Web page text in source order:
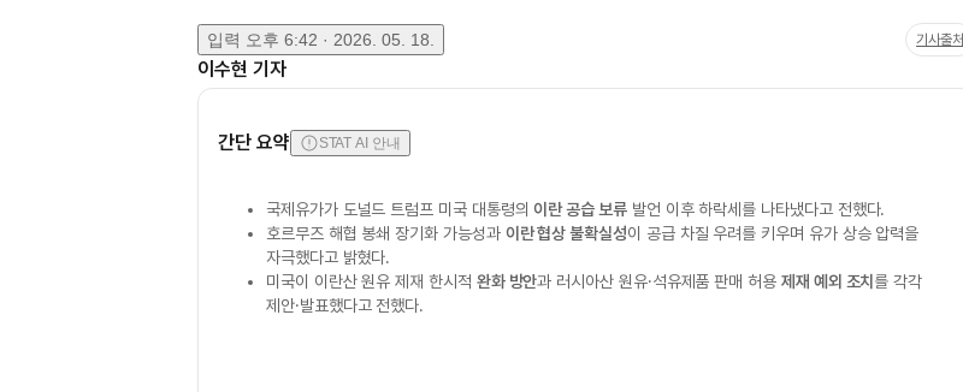
입력 오후 6:42 · 2026. 05. 18. 기사출처
이수현 기자
간단 요약 STAT AI 안내
국제유가가 도널드 트럼프 미국 대통령의이란 공습 보류발언 이후 하락세를 나타냈다고 전했다.
호르무즈 해협 봉쇄 장기화 가능성과 이란 협상 불확실성이 공급 차질 우려를 키우며 유가 상승 압력을
자극했다고 밝혔다.
미국이 이란산 원유 제재 한시적 완화 방안과 러시아산 원유·석유제품 판매 허용 제재 예외 조치 를 각각
제안·발표했다고 전했다.